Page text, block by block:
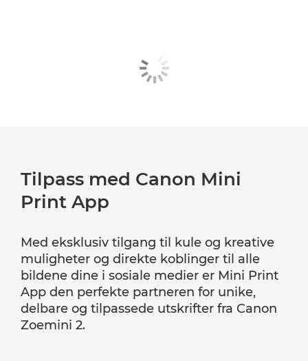
Tilpass med Canon Mini
Print App
Med eksklusiv tilgang til kule og kreative
muligheter og direkte koblinger til alle
bildene dine i sosiale medier er Mini Print
App den perfekte partneren for unike,
delbare og tilpassede utskrifter fra Canon
Zoemini 2.